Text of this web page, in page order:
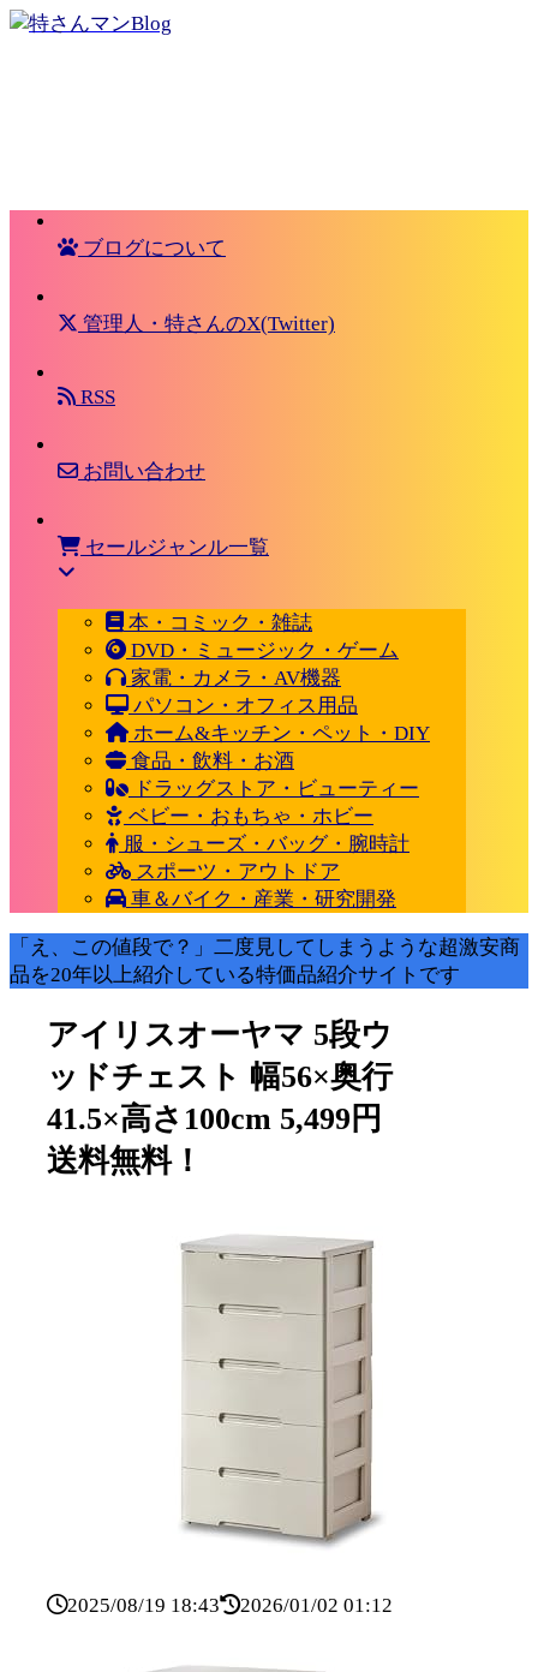
ブログについて
管理人・特さんのX(Twitter)
RSS
お問い合わせ
セールジャンル一覧
本・コミック・雑誌
DVD・ミュージック・ゲーム
家電・カメラ・AV機器
パソコン・オフィス用品
ホーム&キッチン・ペット・DIY
食品・飲料・お酒
ドラッグストア・ビューティー
ベビー・おもちゃ・ホビー
服・シューズ・バッグ・腕時計
スポーツ・アウトドア
車＆バイク・産業・研究開発
「え、この値段で？」二度見してしまうような超激安商
品を20年以上紹介している特価品紹介サイトです
アイリスオーヤマ 5段ウ
ッドチェスト 幅56×奥行
41.5×高さ100cm 5,499円
送料無料！
2025/08/19 18:43 2026/01/02 01:12